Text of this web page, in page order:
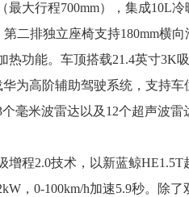
最大行程700mm），集成10L
二排独立座椅支持180mm横
功能。车顶搭载21.4英寸3K
为高阶辅助驾驶系统，支持
毫米波雷达以及12个超声波
增程2.0技术，以新蓝鲸
，0-100km/h加速5.9秒。除